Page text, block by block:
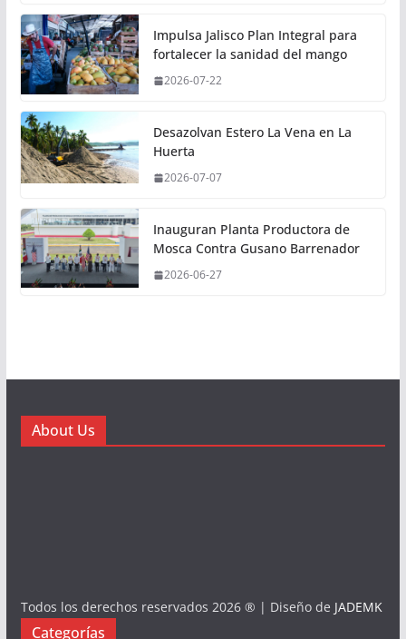
Impulsa Jalisco Plan Integral para
fortalecer la sanidad del mango
2026-07-22
Desazolvan Estero La Vena en La
Huerta
2026-07-07
Inauguran Planta Productora de
Mosca Contra Gusano Barrenador
2026-06-27
About Us
Todos los derechos reservados 2026 ® | Diseño de JADEMK
Categorías